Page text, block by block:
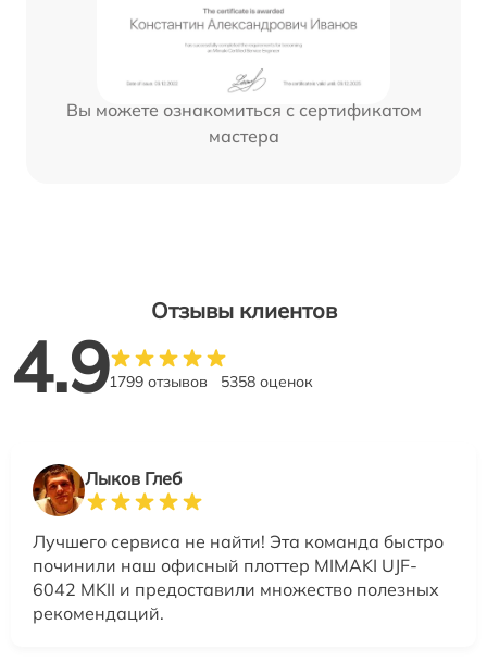
Вы можете ознакомиться с сертификатом
мастера
Отзывы клиентов
4.91799 отзывов 5358 оценок
Лыков Глеб
Лучшего сервиса не найти! Эта команда быстро
починили наш офисный плоттер MIMAKI UJF-
6042 MKII и предоставили множество полезных
рекомендаций.